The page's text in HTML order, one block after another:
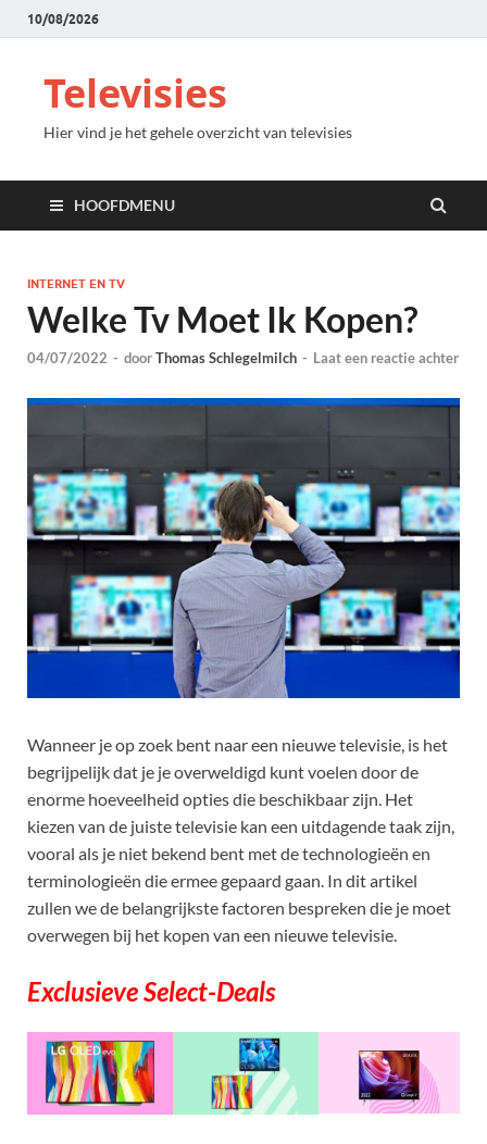
10/08/2026
Televisies
Hier vind je het gehele overzicht van televisies
HOOFDMENU
INTERNET EN TV
Welke Tv Moet Ik Kopen?
04/07/2022 - doorThomas Schlegelmilch - Laat een reactie achter
Wanneer je op zoek bent naar een nieuwe televisie, is het
begrijpelijk dat je je overweldigd kunt voelen door de
enorme hoeveelheid opties die beschikbaar zijn. Het
kiezen van de juiste televisie kan een uitdagende taak zijn,
vooral als je niet bekend bent met de technologieën en
terminologieën die ermee gepaard gaan. In dit artikel
zullen we de belangrijkste factoren bespreken die je moet
overwegen bij het kopen van een nieuwe televisie.
Exclusieve Select-Deals